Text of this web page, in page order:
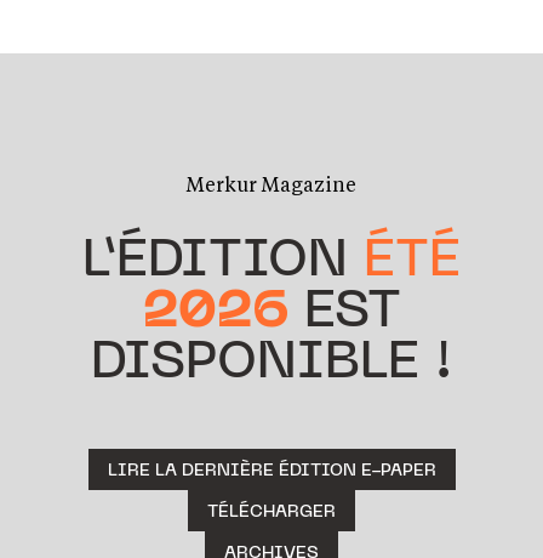
Merkur Magazine
L’ÉDITION ÉTÉ
2026 EST
DISPONIBLE !
LIRE LA DERNIÈRE ÉDITION E-PAPER
TÉLÉCHARGER
ARCHIVES